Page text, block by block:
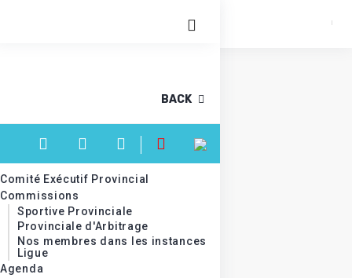
BACK
Comité Exécutif Provincial
Commissions
Sportive Provinciale
Provinciale d'Arbitrage
Nos membres dans les instances
Ligue
Agenda